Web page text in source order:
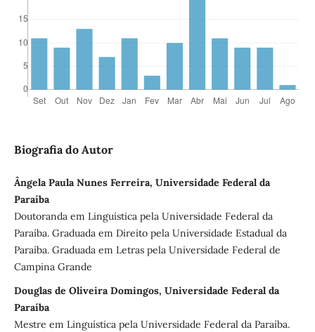
Biografia do Autor
Ângela Paula Nunes Ferreira, Universidade Federal da
Paraíba
Doutoranda em Linguística pela Universidade Federal da
Paraíba. Graduada em Direito pela Universidade Estadual da
Paraíba. Graduada em Letras pela Universidade Federal de
Campina Grande
Douglas de Oliveira Domingos, Universidade Federal da
Paraíba
Mestre em Linguística pela Universidade Federal da Paraíba.